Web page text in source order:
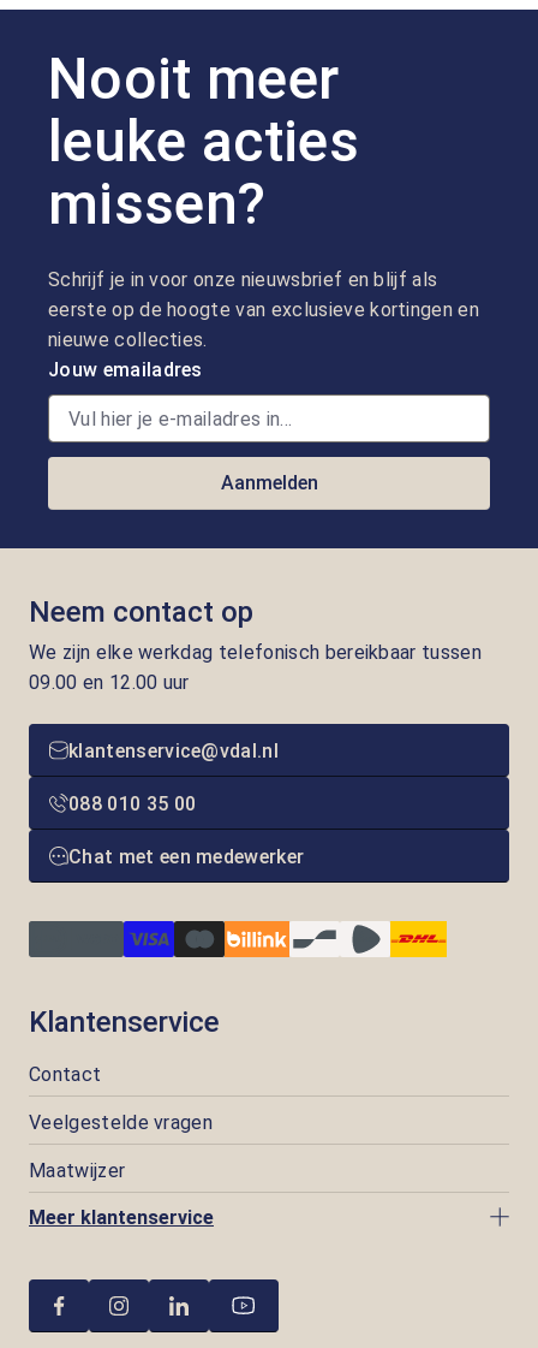
Nooit meer
leuke acties
missen?
Schrijf je in voor onze nieuwsbrief en blijf als
eerste op de hoogte van exclusieve kortingen en
nieuwe collecties.
Jouw emailadres
Aanmelden
Neem contact op
We zijn elke werkdag telefonisch bereikbaar tussen
09.00 en 12.00 uur
klantenservice@vdal.nl
088 010 35 00
Chat met een medewerker
Klantenservice
Contact
Veelgestelde vragen
Maatwijzer
Meer klantenservice